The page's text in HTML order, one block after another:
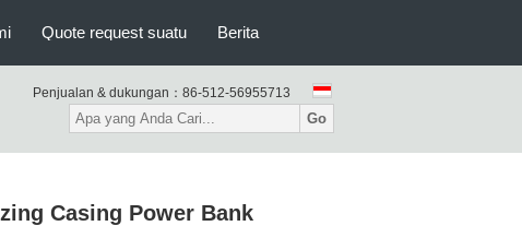
Quote request suatu Berita
Penjualan & dukungan： 86-512-56955713
Go
Casing Power Bank